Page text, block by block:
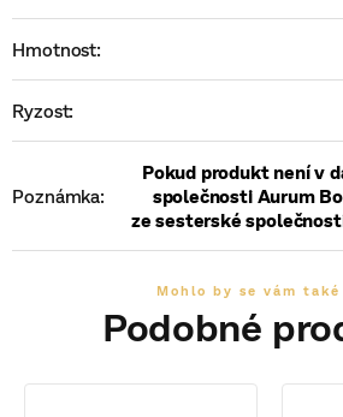
Hmotnost:
Ryzost:
Poznámka:
Pokud produkt není v
společnosti Aurum
ze sesterské